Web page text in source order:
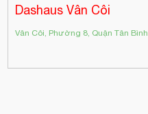
Dashaus Vân Côi
Vân Côi, Phường 8, Quận Tân Bình